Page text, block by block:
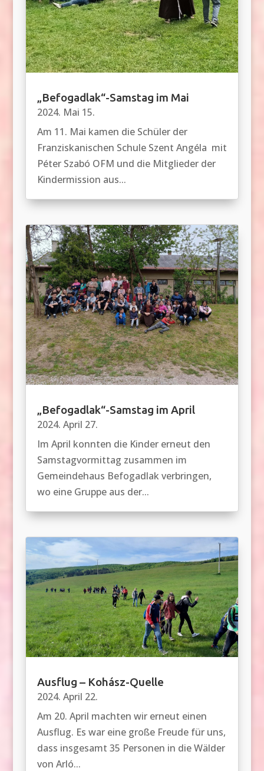
„Befogadlak“-Samstag im Mai
2024. Mai 15.
Am 11. Mai kamen die Schüler der
Franziskanischen Schule Szent Angéla mit
Péter Szabó OFM und die Mitglieder der
Kindermission aus...
„Befogadlak“-Samstag im April
2024. April 27.
Im April konnten die Kinder erneut den
Samstagvormittag zusammen im
Gemeindehaus Befogadlak verbringen,
wo eine Gruppe aus der...
Ausflug – Kohász-Quelle
2024. April 22.
Am 20. April machten wir erneut einen
Ausflug. Es war eine große Freude für uns,
dass insgesamt 35 Personen in die Wälder
von Arló...